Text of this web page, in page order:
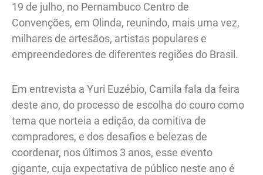
19 de julho, no Pernambuco Centro de
Convenções, em Olinda, reunindo, mais uma vez,
milhares de artesãos, artistas populares e
empreendedores de diferentes regiões do Brasil.
Em entrevista a Yuri Euzébio, Camila fala da feira
deste ano, do processo de escolha do couro como
tema que norteia a edição, da comitiva de
compradores, e dos desafios e belezas de
coordenar, nos últimos 3 anos, esse evento
gigante, cuja expectativa de público neste ano é